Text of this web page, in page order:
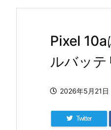
Pixel
ルバッテ
2026年5月21日
Twitter